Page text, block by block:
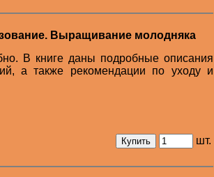
Выращивание молодняка
В книге даны подробные описания
а также рекомендации по уходу и
шт.